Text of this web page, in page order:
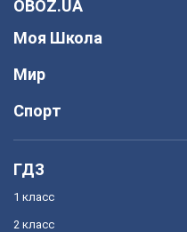
OBOZ.UA
Моя Школа
Мир
Спорт
ГДЗ
1 класс
2 класс